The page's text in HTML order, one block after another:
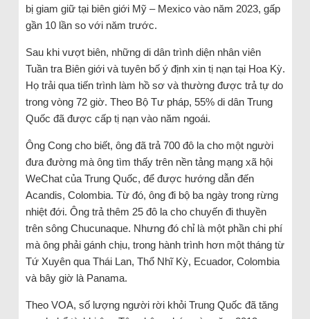
bị giam giữ tại biên giới Mỹ – Mexico vào năm 2023, gấp
gần 10 lần so với năm trước.
Sau khi vượt biên, những di dân trình diện nhân viên
Tuần tra Biên giới và tuyên bố ý định xin tị nạn tại Hoa Kỳ.
Họ trải qua tiến trình làm hồ sơ và thường được trả tự do
trong vòng 72 giờ. Theo Bộ Tư pháp, 55% di dân Trung
Quốc đã được cấp tị nạn vào năm ngoái.
Ông Cong cho biết, ông đã trả 700 đô la cho một người
đưa đường mà ông tìm thấy trên nền tảng mạng xã hội
WeChat của Trung Quốc, để được hướng dẫn đến
Acandis, Colombia. Từ đó, ông đi bộ ba ngày trong rừng
nhiệt đới. Ông trả thêm 25 đô la cho chuyến đi thuyền
trên sông Chucunaque. Nhưng đó chỉ là một phần chi phí
mà ông phải gánh chịu, trong hành trình hơn một tháng từ
Tứ Xuyên qua Thái Lan, Thổ Nhĩ Kỳ, Ecuador, Colombia
và bây giờ là Panama.
Theo VOA, số lượng người rời khỏi Trung Quốc đã tăng